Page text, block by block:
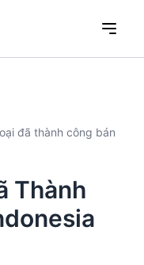
đã thành công bán
Thành